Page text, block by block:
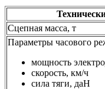
Сцепная масса, т
Параметры часового
мощность
скорость, км/ч
сила тяги, даН